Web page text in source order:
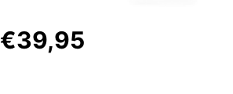
€39,95